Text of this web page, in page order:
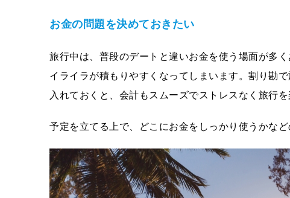
お金の問題を決めておきたい
旅行中は、普段のデートと違いお金を使う場面が多
イライラが積もりやすくなってしまいます。割り勘
入れておくと、会計もスムーズでストレスなく旅行を
予定を立てる上で、どこにお金をしっかり使うかな